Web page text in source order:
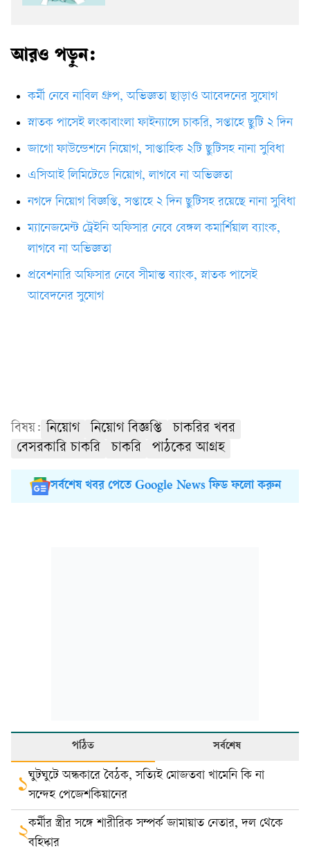
আরও পড়ুন:
কর্মী নেবে নাবিল গ্রুপ, অভিজ্ঞতা ছাড়াও আবেদনের সুযোগ
স্নাতক পাসেই লংকাবাংলা ফাইন্যান্সে চাকরি, সপ্তাহে ছুটি ২ দিন
জাগো ফাউন্ডেশনে নিয়োগ, সাপ্তাহিক ২টি ছুটিসহ নানা সুবিধা
এসিআই লিমিটেডে নিয়োগ, লাগবে না অভিজ্ঞতা
নগদে নিয়োগ বিজ্ঞপ্তি, সপ্তাহে ২ দিন ছুটিসহ রয়েছে নানা সুবিধা
ম্যানেজমেন্ট ট্রেইনি অফিসার নেবে বেঙ্গল কমার্শিয়াল ব্যাংক,
লাগবে না অভিজ্ঞতা
প্রবেশনারি অফিসার নেবে সীমান্ত ব্যাংক, স্নাতক পাসেই
আবেদনের সুযোগ
বিষয়: নিয়োগ নিয়োগ বিজ্ঞপ্তি
চাকরির খবর
বেসরকারি চাকরি
চাকরি পাঠকের আগ্রহ
সর্বশেষ খবর পেতে Google News ফিড ফলো করুন
পঠিত সর্বশেষ
১ঘুটঘুটে অন্ধকারে বৈঠক, সত্যিই মোজতবা খামেনি কি না
সন্দেহ পেজেশকিয়ানের
২কর্মীর স্ত্রীর সঙ্গে শারীরিক সম্পর্ক জামায়াত নেতার, দল থেকে
বহিষ্কার